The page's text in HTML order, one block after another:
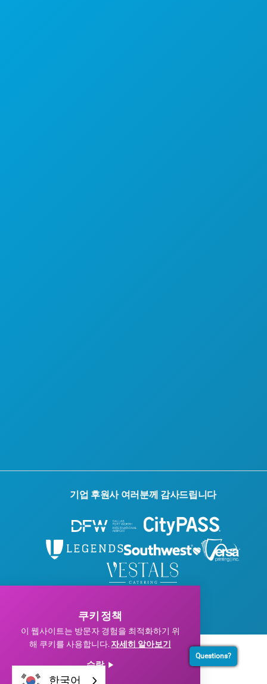
기업 후원사 여러분께 감사드립니다
개인정보 처리방침
쿠키 정책
이 웹사이트는 방문자 경험을 최적화하기 위
해 쿠키를 사용합니다.자세히 알아보기
수락
한국어
Questions?